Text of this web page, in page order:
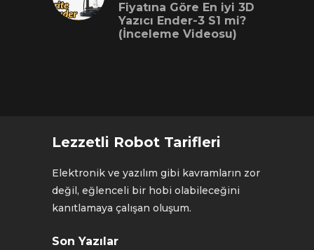
Fiyatına Göre En iyi 3D
Yazıcı Ender-3 S1 mi?
(İnceleme Videosu)
Lezzetli Robot Tarifleri
Elektronik ve yazılım gibi kavramların zor
değil, eğlenceli bir hobi olabileceğini
kanıtlamaya çalışan oluşum.
Son Yazılar